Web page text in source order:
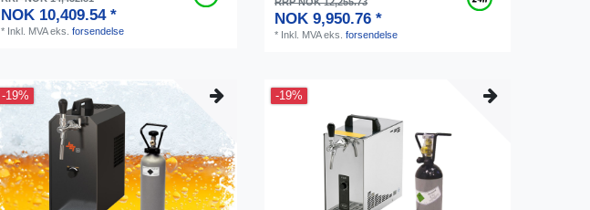
NOK 10,409.54 *
* Inkl. MVAeks.forsendelse
NOK 9,950.76 *
* Inkl. MVAeks.forsendelse
-19% -19%